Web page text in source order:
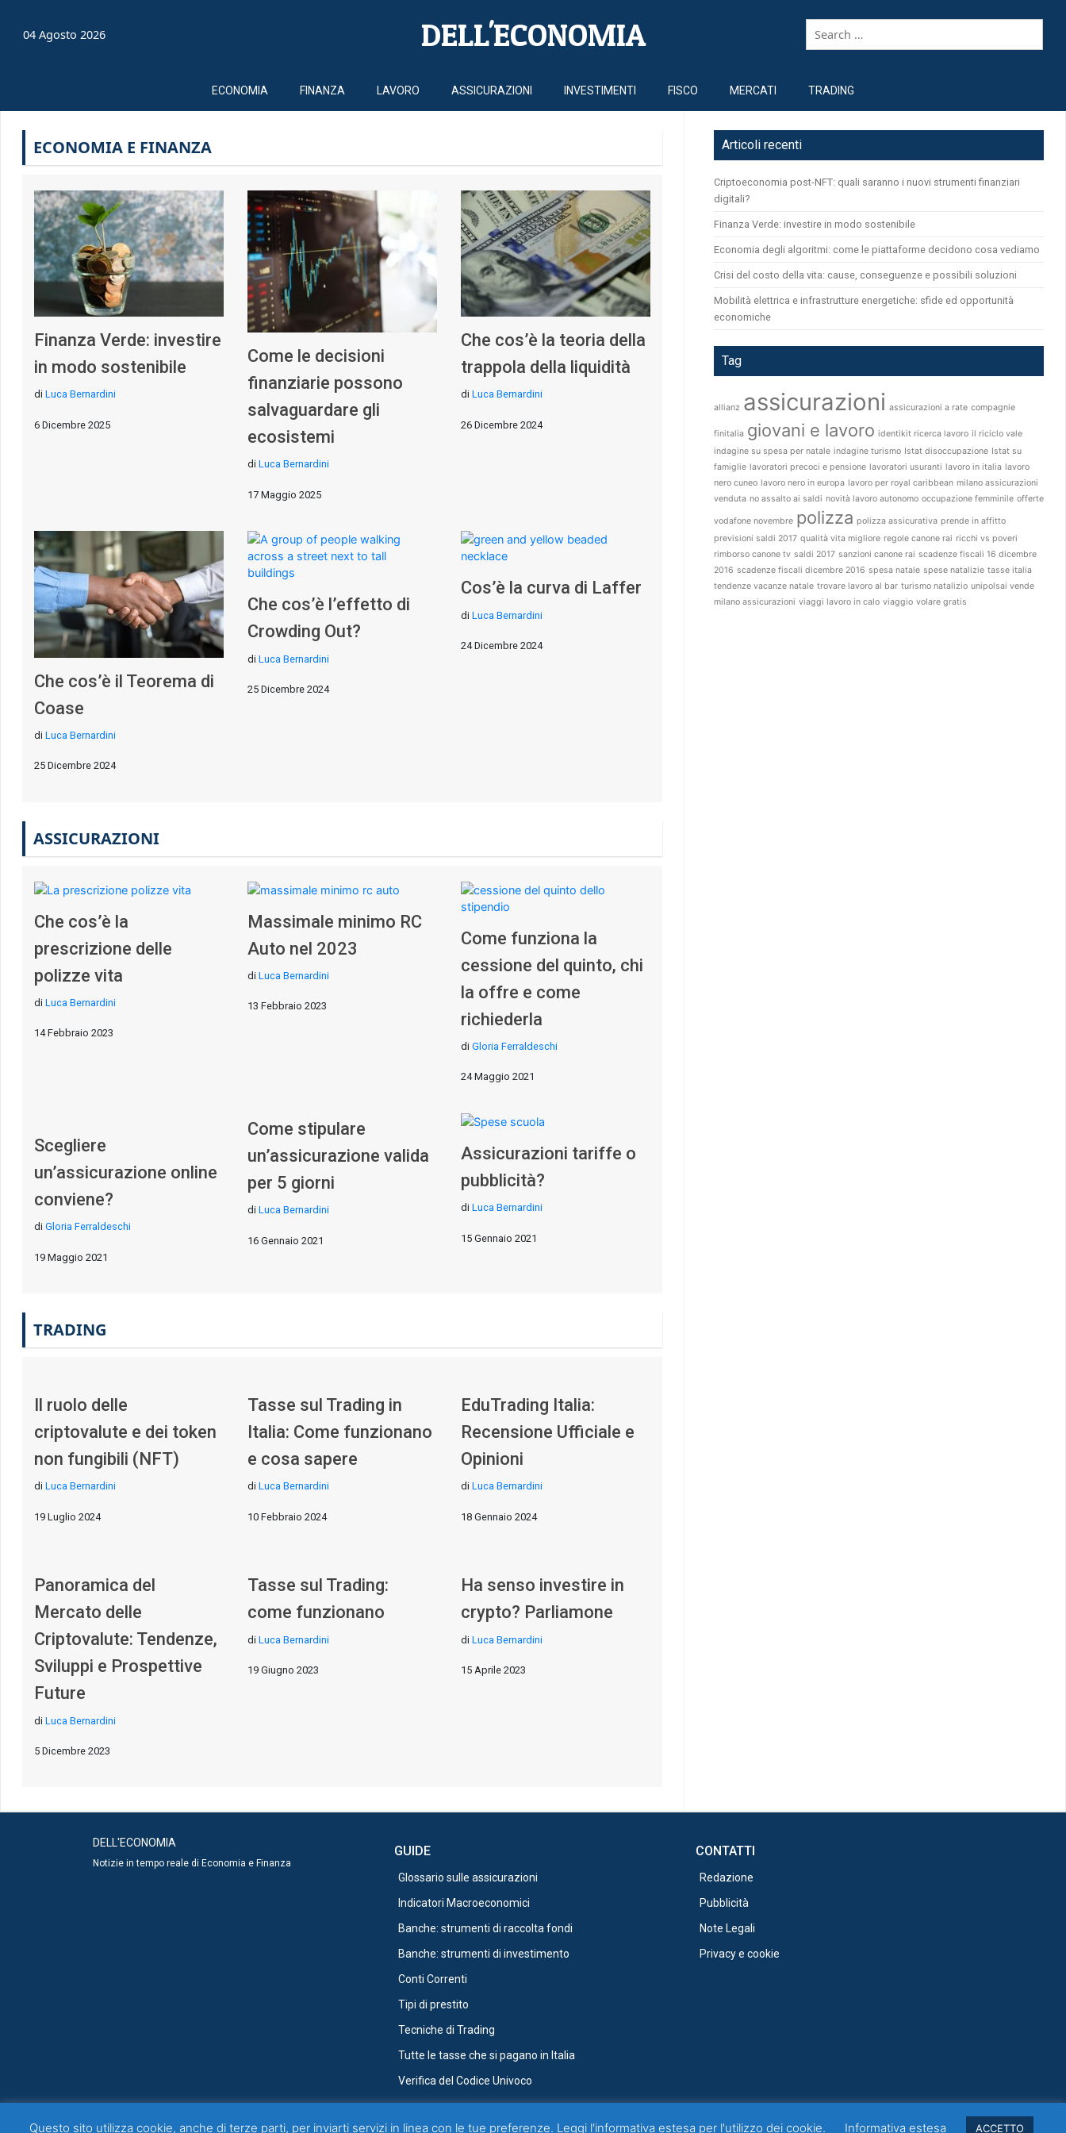
04 Agosto 2026 DELL'ECONOMIA
ECONOMIA FINANZA LAVORO ASSICURAZIONI INVESTIMENTI FISCO MERCATI TRADING
ECONOMIA E FINANZA
Finanza Verde: investire
in modo sostenibile
di Luca Bernardini
6 Dicembre 2025
Come le decisioni
finanziarie possono
salvaguardare gli
ecosistemi
di Luca Bernardini
17 Maggio 2025
Che cos’è la teoria della
trappola della liquidità
di Luca Bernardini
26 Dicembre 2024
Che cos’è il Teorema di
Coase
di Luca Bernardini
25 Dicembre 2024
Che cos’è l’effetto di
Crowding Out?
di Luca Bernardini
25 Dicembre 2024
Cos’è la curva di Laffer
di Luca Bernardini
24 Dicembre 2024
ASSICURAZIONI
Che cos’è la
prescrizione delle
polizze vita
di Luca Bernardini
14 Febbraio 2023
Massimale minimo RC
Auto nel 2023
di Luca Bernardini
13 Febbraio 2023
Come funziona la
cessione del quinto, chi
la offre e come
richiederla
di Gloria Ferraldeschi
24 Maggio 2021
Scegliere
un’assicurazione online
conviene?
di Gloria Ferraldeschi
19 Maggio 2021
Come stipulare
un’assicurazione valida
per 5 giorni
di Luca Bernardini
16 Gennaio 2021
Assicurazioni tariffe o
pubblicità?
di Luca Bernardini
15 Gennaio 2021
TRADING
Il ruolo delle
criptovalute e dei token
non fungibili (NFT)
di Luca Bernardini
19 Luglio 2024
Tasse sul Trading in
Italia: Come funzionano
e cosa sapere
di Luca Bernardini
10 Febbraio 2024
EduTrading Italia:
Recensione Ufficiale e
Opinioni
di Luca Bernardini
18 Gennaio 2024
Panoramica del
Mercato delle
Criptovalute: Tendenze,
Sviluppi e Prospettive
Future
di Luca Bernardini
5 Dicembre 2023
Tasse sul Trading:
come funzionano
di Luca Bernardini
19 Giugno 2023
Ha senso investire in
crypto? Parliamone
di Luca Bernardini
15 Aprile 2023
Articoli recenti
Criptoeconomia post-NFT: quali saranno i nuovi strumenti finanziari
digitali?
Finanza Verde: investire in modo sostenibile
Economia degli algoritmi: come le piattaforme decidono cosa vediamo
Crisi del costo della vita: cause, conseguenze e possibili soluzioni
Mobilità elettrica e infrastrutture energetiche: sfide ed opportunità
economiche
Tag
allianz assicurazioni assicurazioni a rate compagnie
finitalia giovani e lavoro identikit ricerca lavoro il riciclo vale
indagine su spesa per natale indagine turismo Istat disoccupazione Istat su
famiglie lavoratori precoci e pensione lavoratori usuranti lavoro in italia lavoro
nero cuneo lavoro nero in europa lavoro per royal caribbean milano assicurazioni
venduta no assalto ai saldi novità lavoro autonomo occupazione femminile offerte
vodafone novembre polizza polizza assicurativa prende in affitto
previsioni saldi 2017 qualità vita migliore regole canone rai ricchi vs poveri
rimborso canone tv saldi 2017 sanzioni canone rai scadenze fiscali 16 dicembre
2016 scadenze fiscali dicembre 2016 spesa natale spese natalizie tasse italia
tendenze vacanze natale trovare lavoro al bar turismo natalizio unipolsai vende
milano assicurazioni viaggi lavoro in calo viaggio volare gratis
DELL'ECONOMIA
Notizie in tempo reale di Economia e Finanza
GUIDE
Glossario sulle assicurazioni
Indicatori Macroeconomici
Banche: strumenti di raccolta fondi
Banche: strumenti di investimento
Conti Correnti
Tipi di prestito
Tecniche di Trading
Tutte le tasse che si pagano in Italia
Verifica del Codice Univoco
CONTATTI
Redazione
Pubblicità
Note Legali
Privacy e cookie
Questo sito utilizza cookie, anche di terze parti, per inviarti servizi in linea con le tue preferenze. Leggi l'informativa estesa per l'utilizzo dei cookie. Informativa estesa ACCETTO